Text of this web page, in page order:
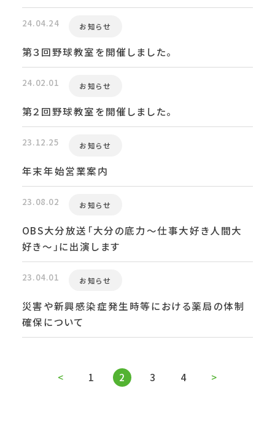
24.04.24 お知らせ
第３回野球教室を開催しました。
24.02.01 お知らせ
第２回野球教室を開催しました。
23.12.25 お知らせ
年末年始営業案内
23.08.02 お知らせ
OBS大分放送「大分の底力～仕事大好き人間大
好き～」に出演します
23.04.01 お知らせ
災害や新興感染症発生時等における薬局の体制
確保について
< 1 2 3 4 >